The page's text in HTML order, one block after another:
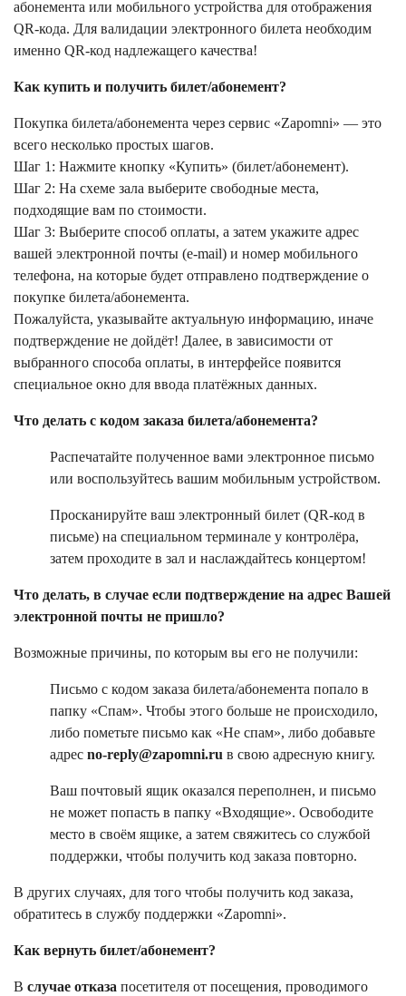
абонемента или мобильного устройства для отображения
QR-кода. Для валидации электронного билета необходим
именно QR-код надлежащего качества!
Как купить и получить билет/абонемент?
Покупка билета/абонемента через сервис «Zapomni» — это
всего несколько простых шагов.
Шаг 1: Нажмите кнопку «Купить» (билет/абонемент).
Шаг 2: На схеме зала выберите свободные места,
подходящие вам по стоимости.
Шаг 3: Выберите способ оплаты, а затем укажите адрес
вашей электронной почты (e-mail) и номер мобильного
телефона, на которые будет отправлено подтверждение о
покупке билета/абонемента.
Пожалуйста, указывайте актуальную информацию, иначе
подтверждение не дойдёт! Далее, в зависимости от
выбранного способа оплаты, в интерфейсе появится
специальное окно для ввода платёжных данных.
Что делать с кодом заказа билета/абонемента?
Распечатайте полученное вами электронное письмо
или воспользуйтесь вашим мобильным устройством.
Просканируйте ваш электронный билет (QR-код в
письме) на специальном терминале у контролёра,
затем проходите в зал и наслаждайтесь концертом!
Что делать, в случае если подтверждение на адрес Вашей
электронной почты не пришло?
Возможные причины, по которым вы его не получили:
Письмо с кодом заказа билета/абонемента попало в
папку «Спам». Чтобы этого больше не происходило,
либо пометьте письмо как «Не спам», либо добавьте
адрес no-reply@zapomni.ru в свою адресную книгу.
Ваш почтовый ящик оказался переполнен, и письмо
не может попасть в папку «Входящие». Освободите
место в своём ящике, а затем свяжитесь со службой
поддержки, чтобы получить код заказа повторно.
В других случаях, для того чтобы получить код заказа,
обратитесь в службу поддержки «Zapomni».
Как вернуть билет/абонемент?
В случае отказа посетителя от посещения, проводимого